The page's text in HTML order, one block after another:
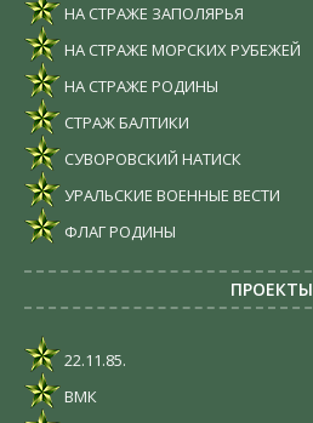
НА СТРАЖЕ ЗАПОЛЯРЬЯ
НА СТРАЖЕ МОРСКИХ РУБЕЖЕЙ
НА СТРАЖЕ РОДИНЫ
СТРАЖ БАЛТИКИ
СУВОРОВСКИЙ НАТИСК
УРАЛЬСКИЕ ВОЕННЫЕ ВЕСТИ
ФЛАГ РОДИНЫ
ПРОЕКТЫ
22.11.85.
ВМК